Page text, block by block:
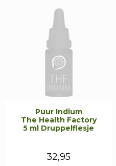
Puur Indium
The Health Factory
5 ml Druppelflesje
32,95